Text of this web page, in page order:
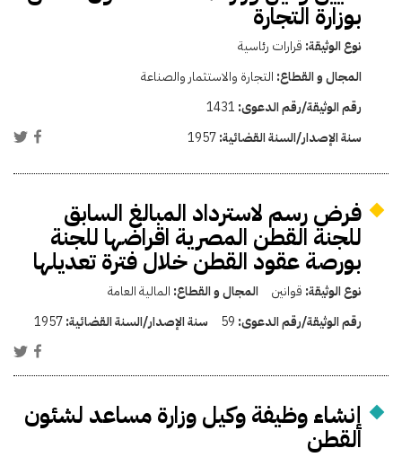
بوزارة التجارة
نوع الوثيقة: قرارات رئاسية
المجال و القطاع: التجارة والاستثمار والصناعة
رقم الوثيقة/رقم الدعوى: 1431
سنة الإصدار/السنة القضائية:1957
فرض رسم لاسترداد المبالغ السابق
للجنة القطن المصرية اقراضها للجنة
بورصة عقود القطن خلال فترة تعديلها
نوع الوثيقة: قوانين المجال و القطاع: المالية العامة
رقم الوثيقة/رقم الدعوى: 59 سنة الإصدار/السنة القضائية:1957
إنشاء وظيفة وكيل وزارة مساعد لشئون
القطن